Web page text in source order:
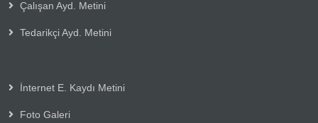
Çalışan Ayd. Metini
Tedarikçi Ayd. Metini
İnternet E. Kaydı Metini
Foto Galeri